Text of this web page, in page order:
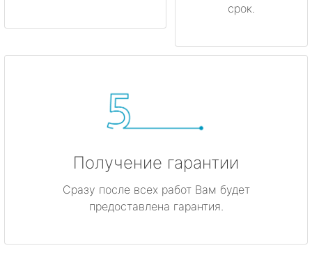
срок.
Получение гарантии
Сразу после всех работ Вам будет
предоставлена гарантия.